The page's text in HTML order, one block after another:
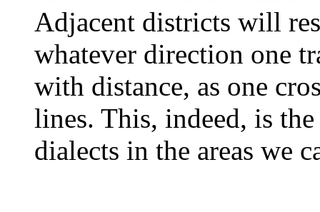
Adjacent districts will
whatever direction one
with distance, as one
lines. This, indeed, is
dialects in the areas we